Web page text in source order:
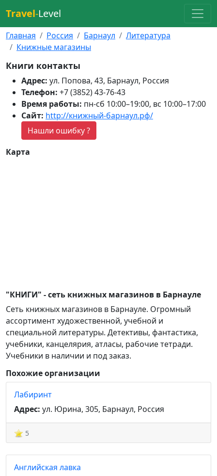
Travel-Level
Главная Россия Барнаул
Литература
Книжные магазины
Книги контакты
Адрес: ул. Попова, 43, Барнаул, Россия
Телефон: +7 (3852) 43-76-43
Время работы: пн-сб 10:00–19:00, вс 10:00–17:00
Сайт: http://книжный-барнаул.рф/
Нашли ошибку ?
Карта
"КНИГИ" - сеть книжных магазинов в Барнауле
Сеть книжных магазинов в Барнауле. Огромный
ассортимент художественной, учебной и
специальной литературы. Детективы, фантастика,
учебники, канцелярия, атласы, рабочие тетради.
Учебники в наличии и под заказ.
Похожие организации
Лабиринт
Адрес: ул. Юрина, 305, Барнаул, Россия
5
Английская лавка